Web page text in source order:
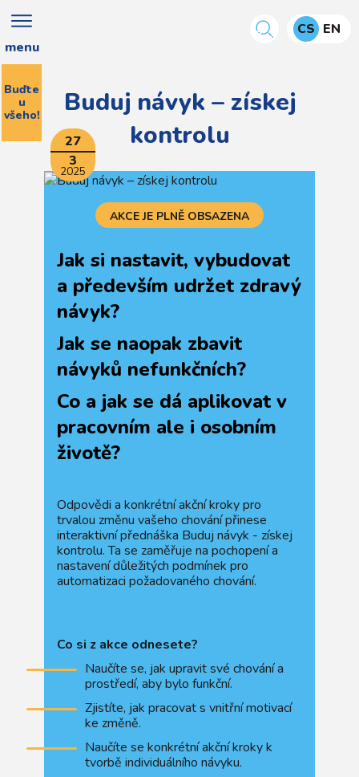
menu
Buďte
u
všeho!
CS EN
Buduj návyk – získej
kontrolu
27
3
2025
AKCE JE PLNĚ OBSAZENA
Jak si nastavit, vybudovat
a především udržet zdravý
návyk?
Jak se naopak zbavit
návyků nefunkčních?
Co a jak se dá aplikovat v
pracovním ale i osobním
životě?
Odpovědi a konkrétní akční kroky pro
trvalou změnu vašeho chování přinese
interaktivní přednáška Buduj návyk - získej
kontrolu. Ta se zaměřuje na pochopení a
nastavení důležitých podmínek pro
automatizaci požadovaného chování.
Co si z akce odnesete?
Naučíte se, jak upravit své chování a
prostředí, aby bylo funkční.
Zjistíte, jak pracovat s vnitřní motivací
ke změně.
Naučíte se konkrétní akční kroky k
tvorbě individuálního návyku.